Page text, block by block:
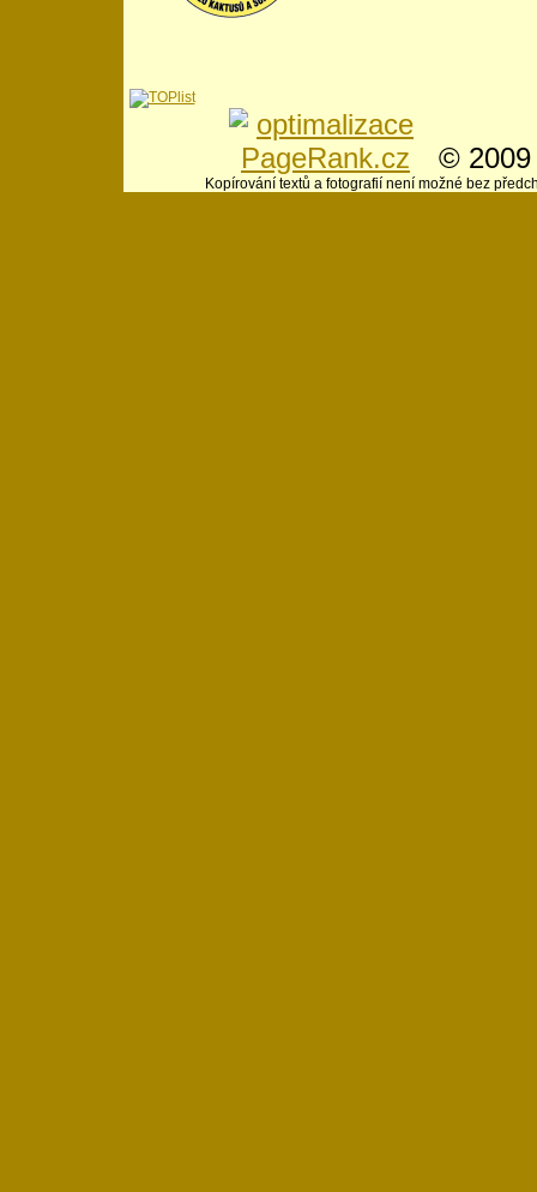
©
Kopírování textů a fotografií není možné bez